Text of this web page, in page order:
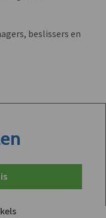
beslissers en